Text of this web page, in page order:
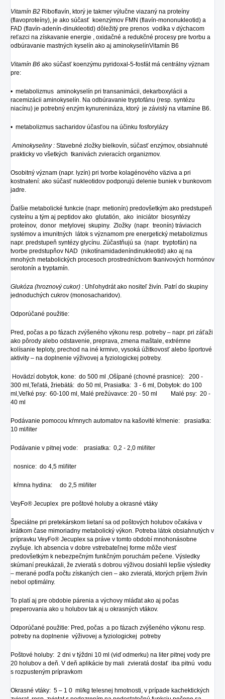
Vitamín B2 Riboflavín, ktorý je takmer výlučne viazaný na proteíny
(flavoproteíny), je ako súčasť koenzýmov FMN (flavín-mononukleotid) a
FAD (flavín-adenín-dinukleotid) dôležitý pre prenos vodíka v dýchacom
reťazci na získavanie energie , oxidačné a redukčné procesy pre tvorbu a
odbúravanie mastných kyselín ako aj aminokyselínVitamín B6
Vitamín B6 ako súčasť koenzýmu pyridoxal-5-fosfát má centrálny význam
pre:
• metabolizmus aminokyselín pri transanimácii, dekarboxylácii a
racemizácii aminokyselín. Na odbúravanie tryptofánu (resp. syntézu
niacínu) je potrebný enzým kynurenináza, ktorý je závislý na vitamíne B6.
• metabolizmus sacharidov účasťou na účinku fosforylázy
Aminokyseliny : Stavebné zložky bielkovín, súčasť enzýmov, obsiahnuté
prakticky vo všetkých tkanivách zvieracích organizmov.
Osobitný význam (napr. lyzín) pri tvorbe kolagénového väziva a pri
kostnatení: ako súčasť nukleotidov podporujú delenie buniek v bunkovom
jadre.
Ďalšie metabolické funkcie (napr. metionín) predovšetkým ako predstupeň
cysteínu a tým aj peptidov ako glutatión, ako iniciátor biosyntézy
proteínov, donor metylovej skupiny. Zložky (napr. treonín) tráviacich
systémov a imunitných látok s významom pre energetický metabolizmus
napr. predstupeň syntézy glycínu. Zúčastňujú sa (napr. tryptofán) na
tvorbe predstupňov NAD (nikotínamidadeníndinukleotid) ako aj na
mnohých metabolických procesoch prostredníctvom tkanivových hormónov
serotonín a tryptamín.
Glukóza (hroznový cukor) : Uhľohydrát ako nositeľ živín. Patrí do skupiny
jednoduchých cukrov (monosacharidov).
Odporúčané použitie:
Pred, počas a po fázach zvýšeného výkonu resp. potreby – napr. pri záťaži
ako pôrody alebo odstavenie, preprava, zmena maštale, extrémne
kolísanie teploty, prechod na iné krmivo, vysoká úžitkovosť alebo športové
aktivity – na doplnenie výživovej a fyziologickej potreby.
Hovädzí dobytok, kone: do 500 ml ,Ošípané (chovné prasnice): 200 -
300 ml,Teľatá, žriebätá: do 50 ml, Prasiatka: 3 - 6 ml, Dobytok: do 100
ml,Veľké psy: 60-100 ml, Malé prežúvavce: 20 - 50 ml Malé psy: 20 -
40 ml
Podávanie pomocou kŕmnych automatov na kašovité kŕmenie: prasiatka:
10 ml/liter
Podávanie v pitnej vode: prasiatka: 0,2 - 2,0 ml/liter
nosnice: do 4,5 ml/liter
kŕmna hydina: do 2,5 ml/liter
VeyFo® Jecuplex pre poštové holuby a okrasné vtáky
Špeciálne pri pretekárskom lietaní sa od poštových holubov očakáva v
krátkom čase mimoriadny metabolický výkon. Potreba látok obsiahnutých v
prípravku VeyFo® Jecuplex sa práve v tomto období mnohonásobne
zvyšuje. Ich absencia v dobre vstrebateľnej forme môže viesť
predovšetkým k nebezpečným funkčným poruchám pečene. Výsledky
skúmaní preukázali, že zvieratá s dobrou výživou dosiahli lepšie výsledky
– merané podľa počtu získaných cien – ako zvieratá, ktorých príjem živín
nebol optimálny.
To platí aj pre obdobie párenia a výchovy mláďat ako aj počas
preperovania ako u holubov tak aj u okrasných vtákov.
Odporúčané použitie: Pred, počas a po fázach zvýšeného výkonu resp.
potreby na doplnenie výživovej a fyziologickej potreby
Poštové holuby: 2 dni v týždni 10 ml (viď odmerku) na liter pitnej vody pre
20 holubov a deň. V deň aplikácie by mali zvieratá dostať iba pitnú vodu
s rozpusteným prípravkom
Okrasné vtáky: 5 – 1 0 ml/kg telesnej hmotnosti, v prípade kachektických